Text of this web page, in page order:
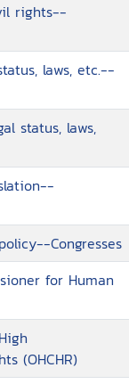
rights--
laws, etc.--
status, laws,
Congresses
for Human
(OHCHR)